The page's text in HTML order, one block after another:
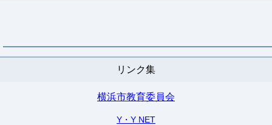
リンク集
横浜市教育委員会
Y・Y NET